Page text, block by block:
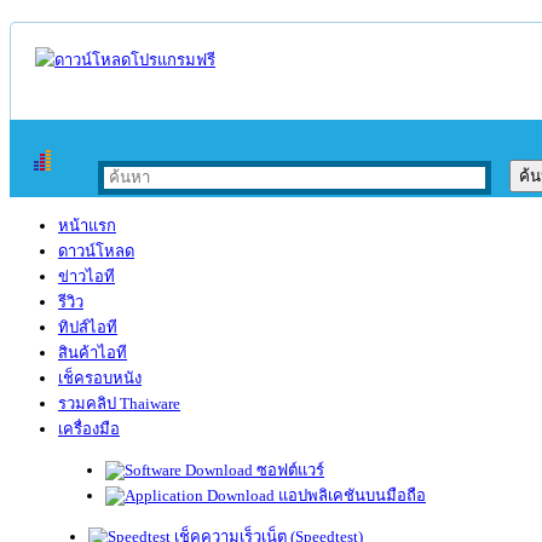
หน้าแรก
ดาวน์โหลด
ข่าวไอที
รีวิว
ทิปส์ไอที
สินค้าไอที
เช็ครอบหนัง
รวมคลิป Thaiware
เครื่องมือ
ซอฟต์แวร์
แอปพลิเคชันบนมือถือ
เช็คความเร็วเน็ต (Speedtest)